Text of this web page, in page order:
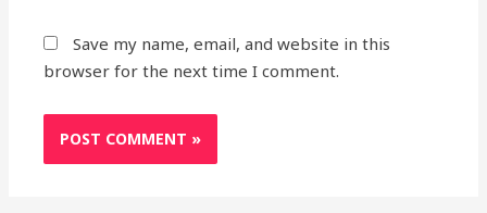
Save my name, email, and website in this
browser for the next time I comment.